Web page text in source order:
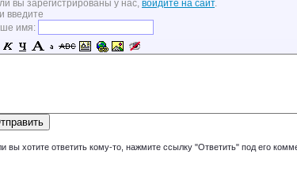
вы зарегистрированы у нас, войдите на сайт.
введите
имя:
вы хотите ответить кому-то, нажмите ссылку "Ответить" под его